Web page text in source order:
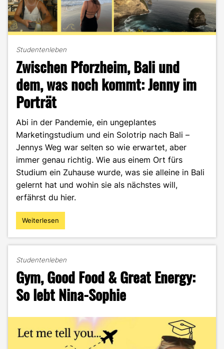
Studentenleben
Zwischen Pforzheim, Bali und
dem, was noch kommt: Jenny im
Porträt
Abi in der Pandemie, ein ungeplantes
Marketingstudium und ein Solotrip nach Bali –
Jennys Weg war selten so wie erwartet, aber
immer genau richtig. Wie aus einem Ort fürs
Studium ein Zuhause wurde, was sie alleine in Bali
gelernt hat und wohin sie als nächstes will,
erfährst du hier.
"Zwischen
Pforzheim,
dem,
was
noch
kommt:
im
Weiterlesen
Studentenleben
Gym, Good Food & Great Energy:
So lebt Nina-Sophie